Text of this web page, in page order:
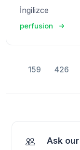
İngilizce
perfusion
159 426
Ask